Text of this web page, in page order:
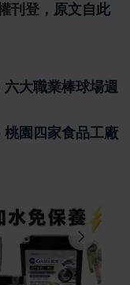
刊登， 原文自此
大職業棒球場週
園四家食品工廠